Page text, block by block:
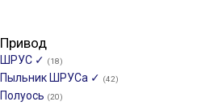
Привод
ШРУС ✓ (18)
Пыльник ШРУСа ✓ (42)
Полуось (20)